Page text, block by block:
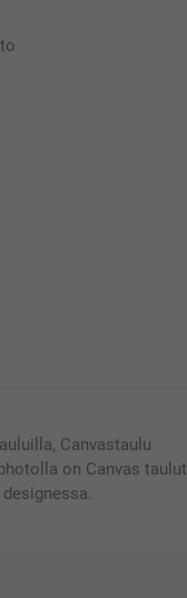
Canvastaulu
on Canvas taulut